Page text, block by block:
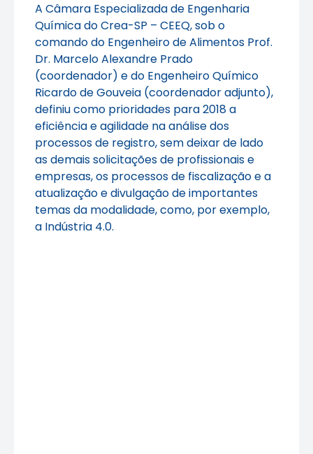
A Câmara Especializada de Engenharia
Química do Crea-SP – CEEQ, sob o
comando do Engenheiro de Alimentos Prof.
Dr. Marcelo Alexandre Prado
(coordenador) e do Engenheiro Químico
Ricardo de Gouveia (coordenador adjunto),
definiu como prioridades para 2018 a
eficiência e agilidade na análise dos
processos de registro, sem deixar de lado
as demais solicitações de profissionais e
empresas, os processos de fiscalização e a
atualização e divulgação de importantes
temas da modalidade, como, por exemplo,
a Indústria 4.0.